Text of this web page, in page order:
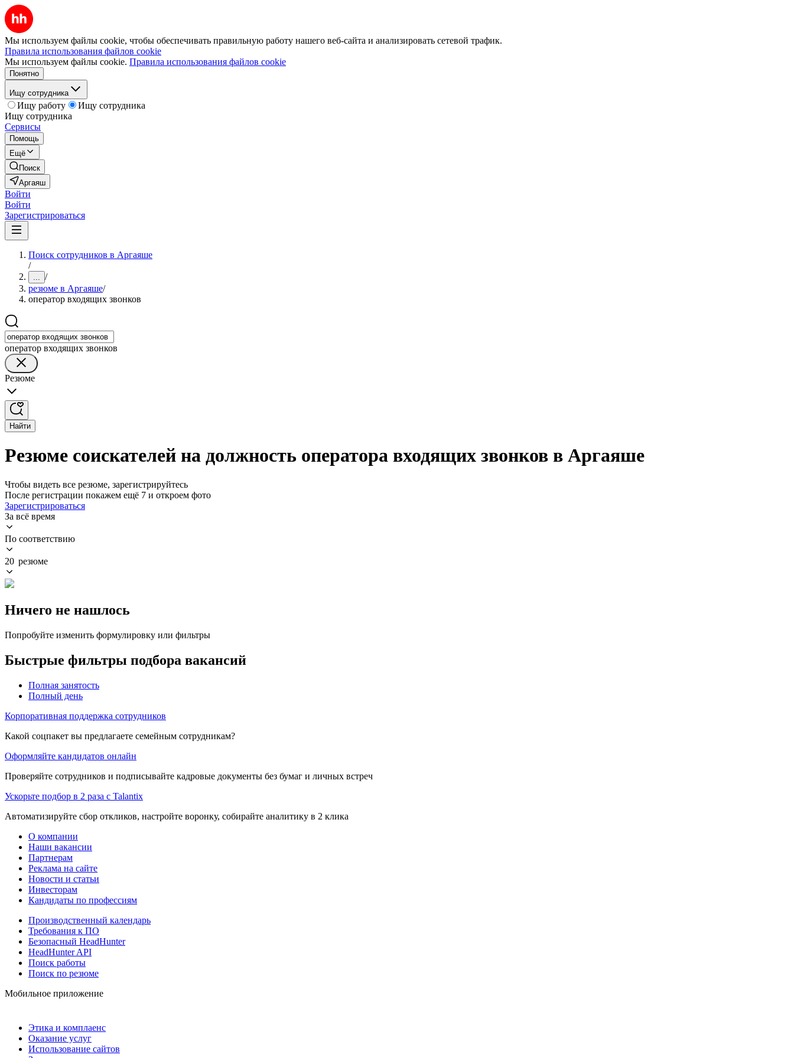
Мы используем файлы cookie, чтобы обеспечивать правильную работу нашего веб-сайта и анализировать сетевой трафик.
Правила использования файлов cookie
Мы используем файлы cookie. Правила использования файлов cookie
Понятно
Ищу сотрудника
Ищу работу
Ищу сотрудника
Ищу сотрудника
Сервисы
Помощь
Ещё
Поиск
Аргаяш
Войти
Войти
Зарегистрироваться
Поиск сотрудников в Аргаяше
/
... /
резюме в Аргаяше/
оператор входящих звонков
оператор входящих звонков
Резюме
Найти
Резюме соискателей на должность оператора входящих звонков в Аргаяше
Чтобы видеть все резюме, зарегистрируйтесь
После регистрации покажем ещё 7 и откроем фото
Зарегистрироваться
За всё время
По соответствию
20 резюме
Ничего не нашлось
Попробуйте изменить формулировку или фильтры
Быстрые фильтры подбора вакансий
Полная занятость
Полный день
Корпоративная поддержка сотрудников
Какой соцпакет вы предлагаете семейным сотрудникам?
Оформляйте кандидатов онлайн
Проверяйте сотрудников и подписывайте кадровые документы без бумаг и личных встреч
Ускорьте подбор в 2 раза с Talantix
Автоматизируйте сбор откликов, настройте воронку, собирайте аналитику в 2 клика
О компании
Наши вакансии
Партнерам
Реклама на сайте
Новости и статьи
Инвесторам
Кандидаты по профессиям
Производственный календарь
Требования к ПО
Безопасный HeadHunter
HeadHunter API
Поиск работы
Поиск по резюме
Мобильное приложение
Этика и комплаенс
Оказание услуг
Использование сайтов